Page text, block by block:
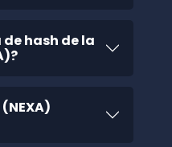
hash de la